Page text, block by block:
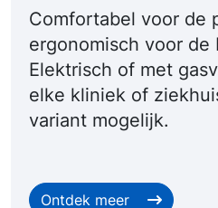
Comfortabel voor de
ergonomisch voor de
Elektrisch of met
elke kliniek of
variant mogelijk.
Ontdek meer